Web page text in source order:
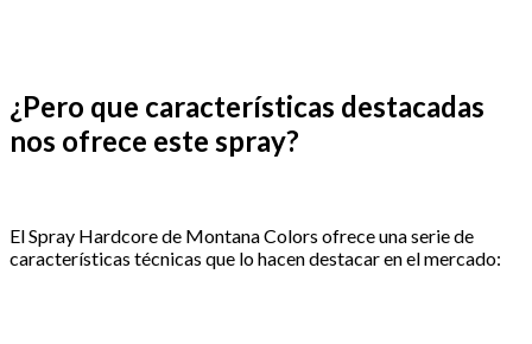
¿Pero que características destacadas
nos ofrece este spray?
El Spray Hardcore de Montana Colors ofrece una serie de
características técnicas que lo hacen destacar en el mercado: